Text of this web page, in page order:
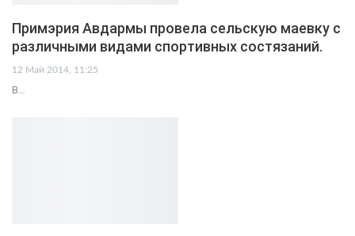
Примэрия Авдармы провела сельскую маевку с
различными видами спортивных состязаний.
12 Май 2014, 11:25
В…